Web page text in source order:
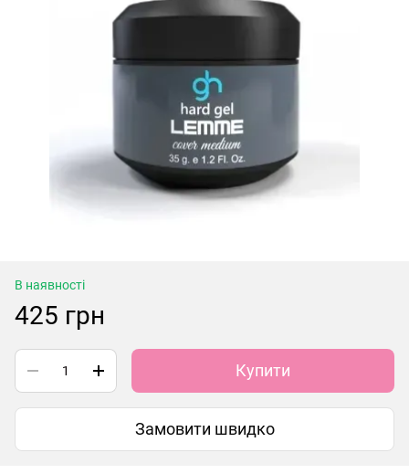
В наявності
425 грн
Купити
Замовити швидко